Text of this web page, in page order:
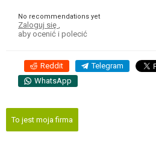
No recommendations yet
Zaloguj się
aby ocenić i polecić
Reddit Telegram
WhatsApp
To jest moja firma